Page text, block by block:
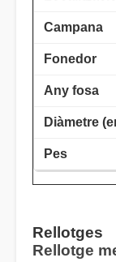
Rellotges
Rellotge